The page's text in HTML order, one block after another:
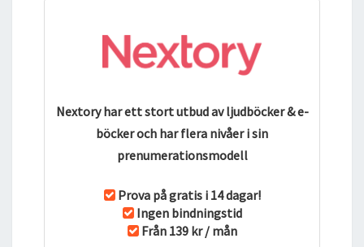
Nextory har ett stort utbud av ljudböcker & e-
böcker och har flera nivåer i sin
prenumerationsmodell
Prova på gratis i 14 dagar!
Ingen bindningstid
Från 139 kr / mån